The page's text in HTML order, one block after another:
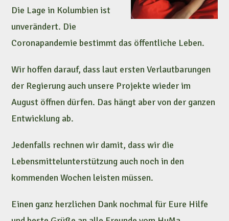
Die Lage in Kolumbien ist
unverändert. Die
Coronapandemie bestimmt das öffentliche Leben.
Wir hoffen darauf, dass laut ersten Verlautbarungen
der Regierung auch unsere Projekte wieder im
August öffnen dürfen. Das hängt aber von der ganzen
Entwicklung ab.
Jedenfalls rechnen wir damit, dass wir die
Lebensmittelunterstützung auch noch in den
kommenden Wochen leisten müssen.
Einen ganz herzlichen Dank nochmal für Eure Hilfe